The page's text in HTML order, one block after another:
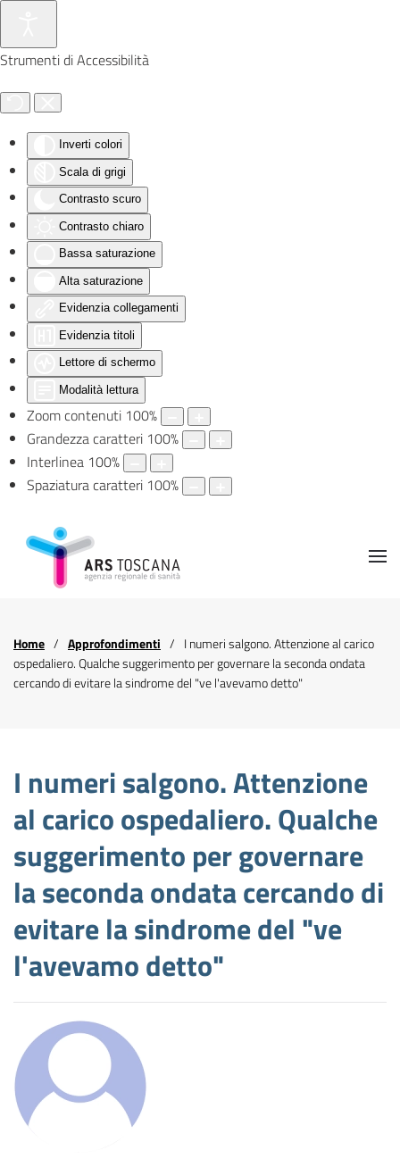
Strumenti di Accessibilità
Inverti colori
Scala di grigi
Contrasto scuro
Contrasto chiaro
Bassa saturazione
Alta saturazione
Evidenzia collegamenti
Evidenzia titoli
Lettore di schermo
Modalità lettura
Zoom contenuti 100%
Grandezza caratteri 100%
Interlinea 100%
Spaziatura caratteri 100%
Skip to main content
Home Approfondimenti
I numeri salgono. Attenzione al carico
ospedaliero. Qualche suggerimento per governare la seconda ondata
cercando di evitare la sindrome del "ve l'avevamo detto"
I numeri salgono. Attenzione
al carico ospedaliero. Qualche
suggerimento per governare
la seconda ondata cercando di
evitare la sindrome del "ve
l'avevamo detto"